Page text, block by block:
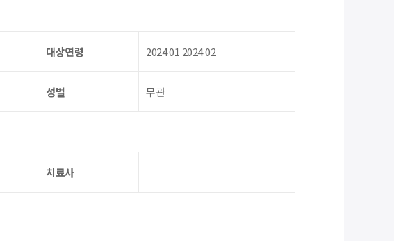
대상연령 2024 01 2024 02
성별 무관
치료사